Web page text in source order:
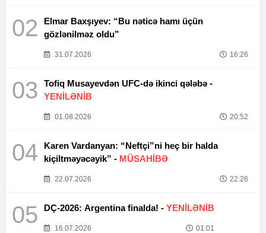
02
Elmar Baxşıyev: “Bu nəticə hamı üçün
gözlənilməz oldu”
31.07.2026 16:26
03
Tofiq Musayevdən UFC-də ikinci qələbə -
YENİLƏNİB
01.08.2026 20:52
04
Karen Vardanyan: “Neftçi”ni heç bir halda
kiçiltməyəcəyik” - MÜSAHİBƏ
22.07.2026 22:26
05 DÇ-2026: Argentina finalda! - YENİLƏNİB
16.07.2026 01:01